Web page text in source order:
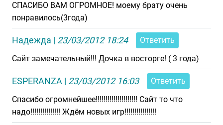
СПАСИБО ВАМ ОГРОМНОЕ! моему брату очень
понравилось(3года)
Надежда | 23/03/2012 18:24
Ответить
Сайт замечательный!!! Дочка в восторге! ( 3 года)
ESPERANZA | 23/03/2012 16:03
Ответить
Спасибо огромнейшее!!!!!!!!!!!!!!!!!!!!! Сайт то что
надо!!!!!!!!!!!!!!! Ждём новых игр!!!!!!!!!!!!!!!!